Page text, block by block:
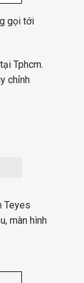
gọi tới
Tphcm.
chỉnh
Teyes
màn hình